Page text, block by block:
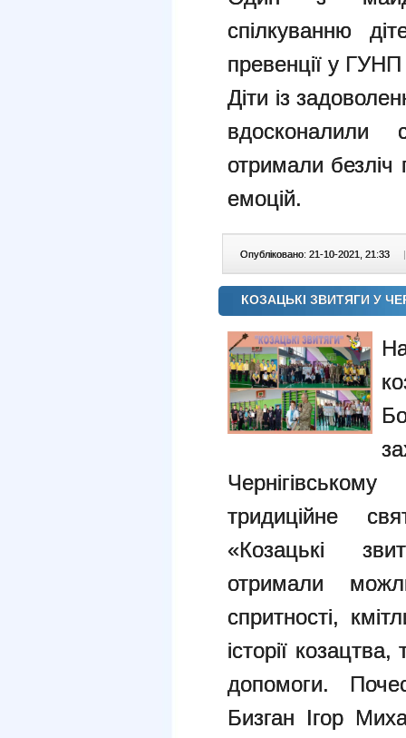
спілкуванню
превенції у ГУНП
Діти із
вдосконалили
отримали безліч
емоцій.
Опубліковано: 21-10-2021, 21:33 |
КОЗАЦЬКІ ЗВИТЯГИ У
тридиційне
«Козацькі
отримали
спритності,
історії
допомоги.
Бизган Ігор